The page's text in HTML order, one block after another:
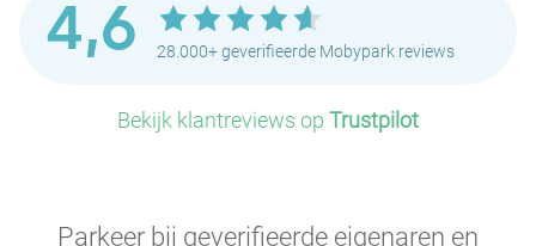
4,6 28.000+ geverifieerde Mobypark reviews
Bekijk klantreviews op Trustpilot
Parkeer bij geverifieerde eigenaren en